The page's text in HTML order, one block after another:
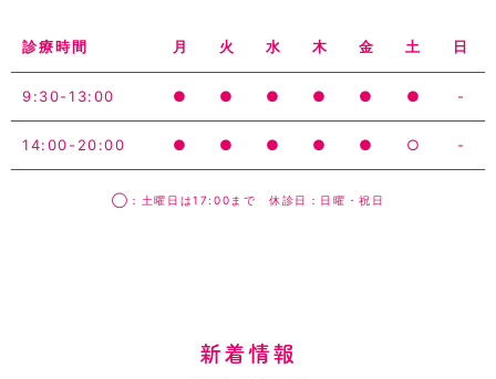
診療時間 月 火 水 木 金 土 日
9:30-13:00 ● ● ● ● ● ● -
14:00-20:00 ● ● ● ● ● ○ -
◯：土曜日は17:00まで 休診日：日曜・祝日
新着情報